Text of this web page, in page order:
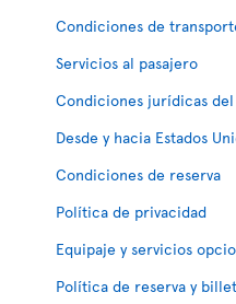
Condiciones de
Servicios al pasajero
Condiciones jurídicas
Desde y hacia Estados
Condiciones de reserva
Política de privacidad
Equipaje y servicios
Política de reserva y